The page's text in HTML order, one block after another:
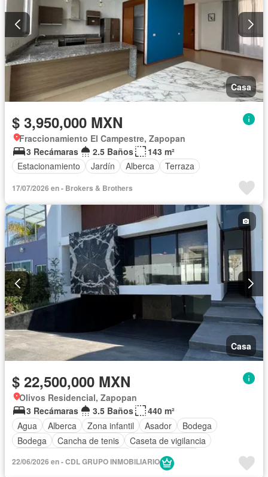
Casa
$ 3,950,000 MXN
Fraccionamiento El Campestre, Zapopan
3 Recámaras
2.5 Baños
143 m²
Estacionamiento
Jardín Alberca Terraza
17/07/2026 en - Brokers & Brothers
Casa
$ 22,500,000 MXN
Olivos Residencial, Zapopan
3 Recámaras
3.5 Baños
440 m²
Agua
Alberca Zona infantil Asador
Bodega
Bodega
Cancha de tenis
Caseta de vigilancia
Cocina integral
Cuarto de servicio
22/06/2026 en - CDL GRUPO INMOBILIARIO